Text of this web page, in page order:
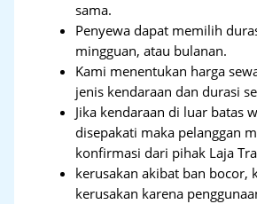
sama.
Penyewa dapat memilih
mingguan, atau bulanan.
Kami menentukan harga
jenis kendaraan dan durasi
Jika kendaraan di luar batas
disepakati maka pelanggan
konfirmasi dari pihak Laja
kerusakan akibat ban bocor,
kerusakan karena